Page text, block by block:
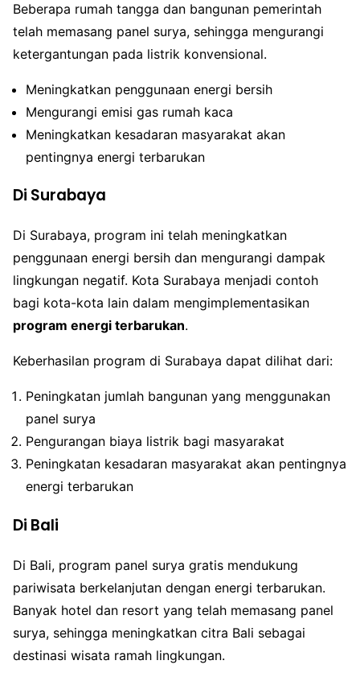
Beberapa rumah tangga dan bangunan pemerintah
telah memasang panel surya, sehingga mengurangi
ketergantungan pada listrik konvensional.
Meningkatkan penggunaan energi bersih
Mengurangi emisi gas rumah kaca
Meningkatkan kesadaran masyarakat akan
pentingnya energi terbarukan
Di Surabaya
Di Surabaya, program ini telah meningkatkan
penggunaan energi bersih dan mengurangi dampak
lingkungan negatif. Kota Surabaya menjadi contoh
bagi kota-kota lain dalam mengimplementasikan
program energi terbarukan.
Keberhasilan program di Surabaya dapat dilihat dari:
Peningkatan jumlah bangunan yang menggunakan
panel surya
Pengurangan biaya listrik bagi masyarakat
Peningkatan kesadaran masyarakat akan pentingnya
energi terbarukan
Di Bali
Di Bali, program panel surya gratis mendukung
pariwisata berkelanjutan dengan energi terbarukan.
Banyak hotel dan resort yang telah memasang panel
surya, sehingga meningkatkan citra Bali sebagai
destinasi wisata ramah lingkungan.